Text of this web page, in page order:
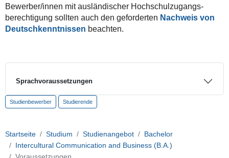
Bewerber/innen mit ausländischer Hochschul­­zugangs­­
berechtigung sollten auch den geforderten Nachweis von
Deutsch­kenntnissen beachten.
Sprachvoraussetzungen
Studienbewerber Studierende
Startseite Studium Studienangebot
Bachelor
Intercultural Communication and Business (B.A.)